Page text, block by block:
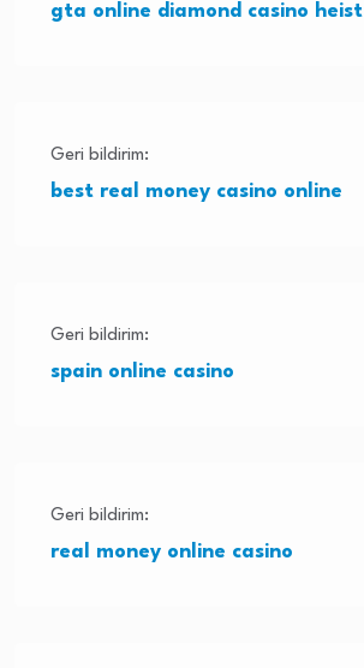
gta online diamond casino heist
Geri bildirim:
best real money casino online
Geri bildirim:
spain online casino
Geri bildirim:
real money online casino